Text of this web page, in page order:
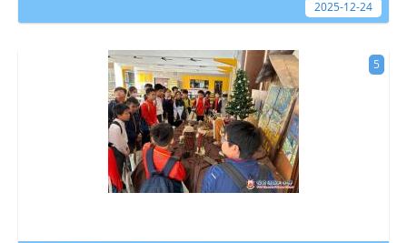
2025-12-24
5